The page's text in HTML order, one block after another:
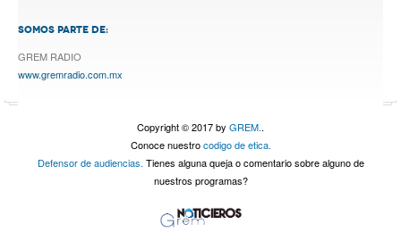
SOMOS PARTE DE:
GREM RADIO
www.gremradio.com.mx
Copyright © 2017 by GREM..
Conoce nuestrocodigo de etica.
Defensor de audiencias. Tienes alguna queja o comentario sobre alguno de
nuestros programas?